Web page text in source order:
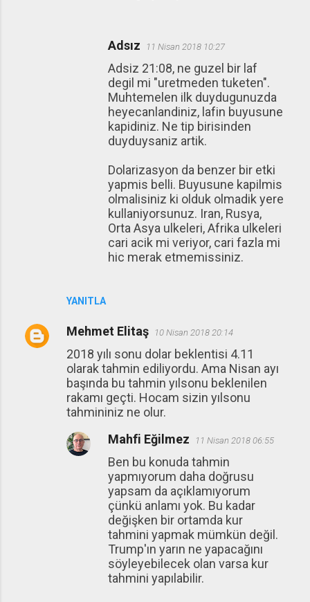
YANITLA
Adsız 11 Nisan 2018 10:27
Adsiz 21:08, ne guzel bir laf
degil mi "uretmeden tuketen".
Muhtemelen ilk duydugunuzda
heyecanlandiniz, lafin buyusune
kapidiniz. Ne tip birisinden
duyduysaniz artik.
Dolarizasyon da benzer bir etki
yapmis belli. Buyusune kapilmis
olmalisiniz ki olduk olmadik yere
kullaniyorsunuz. Iran, Rusya,
Orta Asya ulkeleri, Afrika ulkeleri
cari acik mi veriyor, cari fazla mi
hic merak etmemissiniz.
Mehmet Elitaş 10 Nisan 2018 20:14
2018 yılı sonu dolar beklentisi 4.11
olarak tahmin ediliyordu. Ama Nisan ayı
başında bu tahmin yılsonu beklenilen
rakamı geçti. Hocam sizin yılsonu
tahmininiz ne olur.
Mahfi Eğilmez 11 Nisan 2018 06:55
Ben bu konuda tahmin
yapmıyorum daha doğrusu
yapsam da açıklamıyorum
çünkü anlamı yok. Bu kadar
değişken bir ortamda kur
tahmini yapmak mümkün değil.
Trump'ın yarın ne yapacağını
söyleyebilecek olan varsa kur
tahmini yapılabilir.